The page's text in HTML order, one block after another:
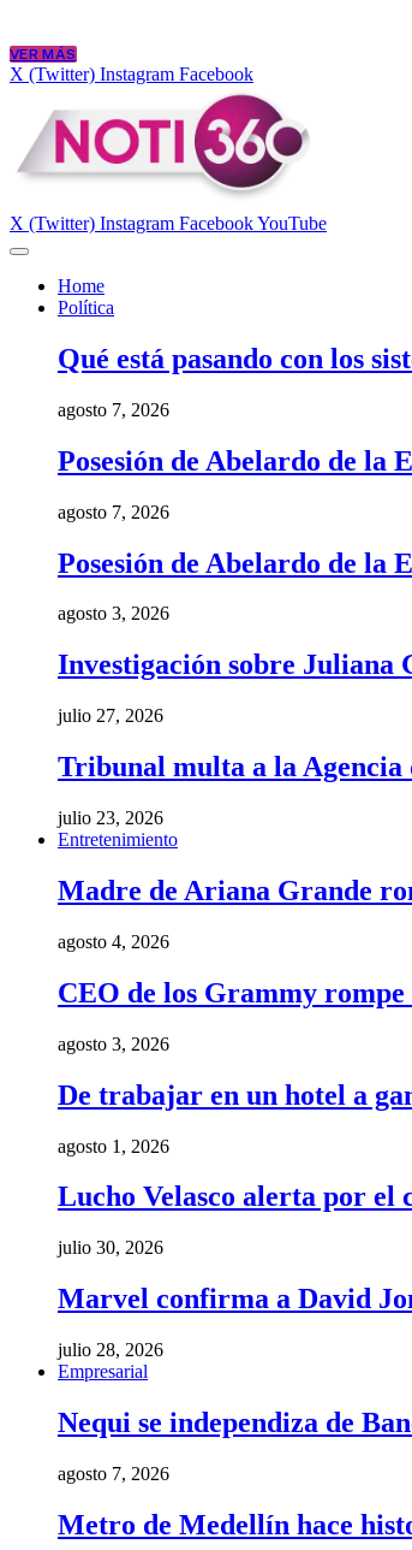
VER MÁS
X (Twitter) Instagram Facebook
X (Twitter) Instagram FacebookYouTube
Home
Política
Qué está pasando con los
agosto 7, 2026
Posesión de Abelardo de la
agosto 7, 2026
Posesión de Abelardo de la
agosto 3, 2026
Investigación sobre Juliana
julio 27, 2026
Tribunal multa a la Agencia
julio 23, 2026
Entretenimiento
Madre de Ariana Grande
agosto 4, 2026
CEO de los Grammy
agosto 3, 2026
De trabajar en un hotel a
agosto 1, 2026
Lucho Velasco alerta por el
julio 30, 2026
Marvel confirma a David
julio 28, 2026
Empresarial
Nequi se independiza de
agosto 7, 2026
Metro de Medellín hace